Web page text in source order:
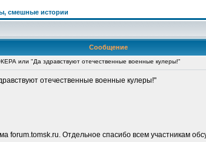
смешные истории
Сообщение
или "Да здравствуют отечественные военные кулеры!"
отечественные военные кулеры!"
forum.tomsk.ru. Отдельное спасибо всем участникам